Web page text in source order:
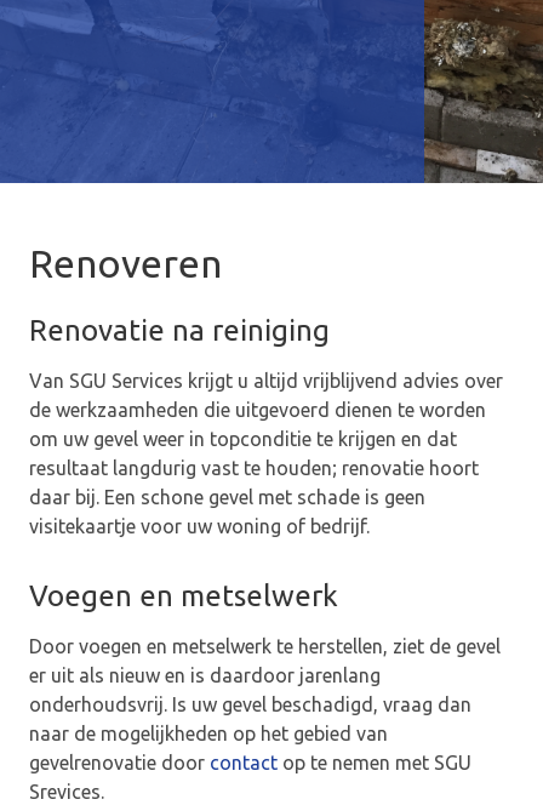
Renoveren
Renovatie na reiniging
Van SGU Services krijgt u altijd vrijblijvend advies over
de werkzaamheden die uitgevoerd dienen te worden
om uw gevel weer in topconditie te krijgen en dat
resultaat langdurig vast te houden; renovatie hoort
daar bij. Een schone gevel met schade is geen
visitekaartje voor uw woning of bedrijf.
Voegen en metselwerk
Door voegen en metselwerk te herstellen, ziet de gevel
er uit als nieuw en is daardoor jarenlang
onderhoudsvrij. Is uw gevel beschadigd, vraag dan
naar de mogelijkheden op het gebied van
gevelrenovatie door contact op te nemen met SGU
Srevices.